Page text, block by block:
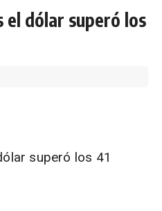
el dólar superó los
superó los 41